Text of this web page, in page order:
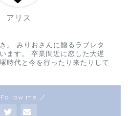
アリス
。 みりおさんに贈るラブレタ
ます。 卒業間近に恋した大遅
時代と今を行ったり来たりして
me ／